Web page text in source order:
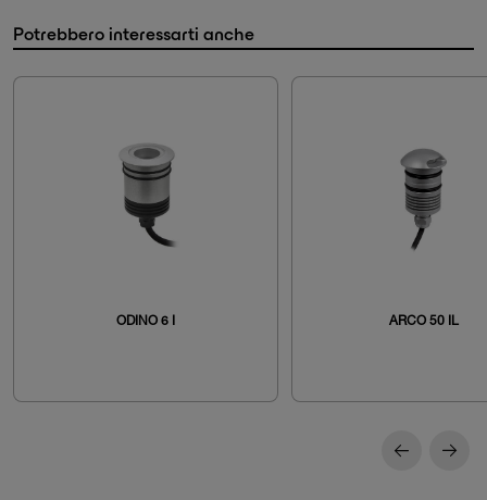
Potrebbero interessarti anche
ODINO 6 I ARCO 50 IL